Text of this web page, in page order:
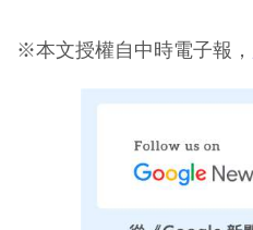
※本文授權自中時電子報，